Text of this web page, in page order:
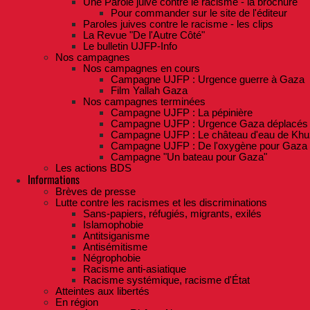
Pour commander sur le site de l'éditeur
Paroles juives contre le racisme - les clips
La Revue "De l'Autre Côté"
Le bulletin UJFP-Info
Nos campagnes
Nos campagnes en cours
Campagne UJFP : Urgence guerre à Gaza
Film Yallah Gaza
Nos campagnes terminées
Campagne UJFP : La pépinière
Campagne UJFP : Urgence Gaza déplacés
Campagne UJFP : Le château d'eau de
Campagne UJFP : De l'oxygène pour Gaza
Campagne "Un bateau pour Gaza"
Les actions BDS
Informations
Brèves de presse
Lutte contre les racismes et les discriminations
Sans-papiers, réfugiés, migrants, exilés
Islamophobie
Antitsiganisme
Antisémitisme
Négrophobie
Racisme anti-asiatique
Racisme systémique, racisme d'État
Atteintes aux libertés
En région